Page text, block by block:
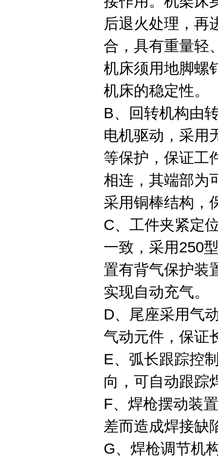
后退火处理，再
合，具有重量轻
机床须用地脚螺
机床的稳定性。
B、回转机构由
电机驱动，采用
等保护，保证工
相连，其端部为
采用铜棒结构，
C、工件夹紧定
一致，采用250
置有背气保护装
实现自动充气。
D、尾座采用气
气动元件，保证
E、弧长跟踪控
向，可自动跟踪
F、焊枪摆动装
差而造成焊接缺
G、焊枪调节机